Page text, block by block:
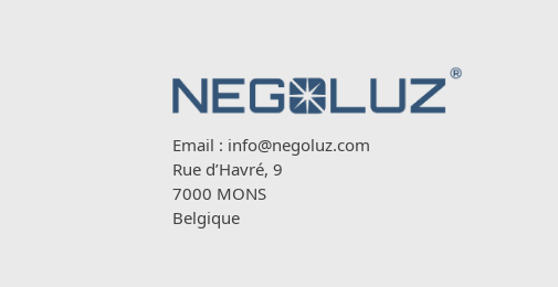
Email : info@negoluz.com
Rue d’Havré, 9
7000 MONS
Belgique